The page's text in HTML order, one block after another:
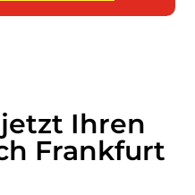
Ihren
Frankfurt